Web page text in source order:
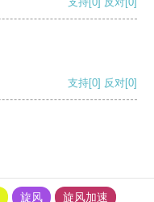
支持[0] 反对[0]
旋风 旋风加速